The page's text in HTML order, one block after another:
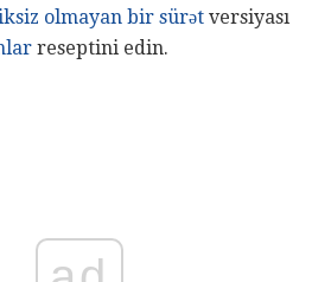
olmayan bir sürət versiyası
reseptini edin.